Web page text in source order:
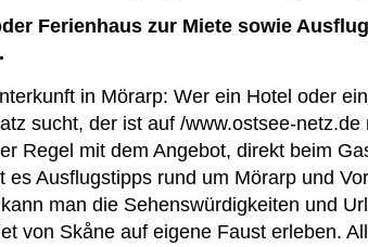
Ferienhaus zur Miete sowie
in Mörarp: Wer ein Hotel oder
sucht, der ist auf /www.ostsee-
Regel mit dem Angebot, direkt beim
es Ausflugstipps rund um Mörarp und
man die Sehenswürdigkeiten und
von Skåne auf eigene Faust erleben.